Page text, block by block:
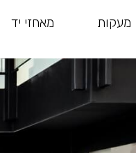
מעקות מאחזי יד